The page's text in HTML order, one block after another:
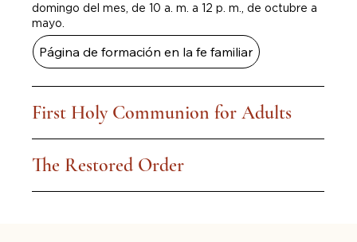
domingo del mes, de 10 a. m. a 12 p. m., de octubre a
mayo.
Página de formación en la fe familiar
First Holy Communion for Adults
The Restored Order